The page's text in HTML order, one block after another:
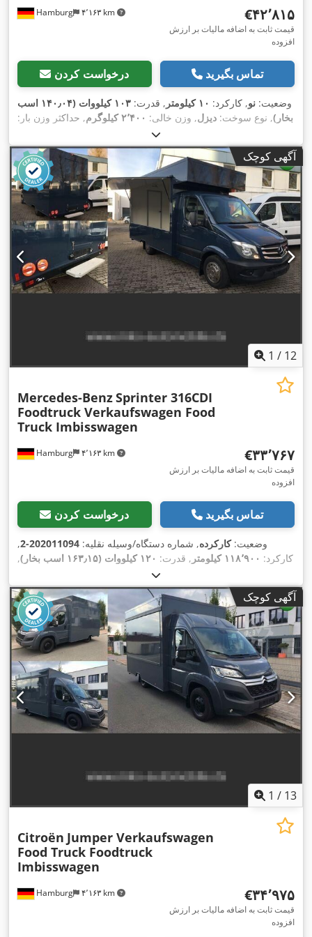
Hamburg ۴٬۱۶۳ km ‎€۴۲٬۸۱۵
قیمت ثابت به اضافه مالیات بر ارزش
افزوده
درخواست کردن تماس بگیرید
وضعیت: نو, کارکرد: ۱۰ کیلومتر , قدرت:
۱۰۳ کیلووات (۱۴۰٫۰۴ اسب
بخار), نوع سوخت: دیزل, وزن خالی: ۲٬۴۰۰ کیلوگرم
, حداکثر وزن بار:
۳٬۵۰۰ کیلوگرم
۴٬۰۳۵ میلی‌متر
, سوخت:دیزل, رنگ:سفید, نوع چرخ‌دنده:مکانیکی,
کلاس انتشار:یورو ۶ , سیستم تعلیق: فولاد, طول فضای بارگیری:
۴٬۰۰۰ میلی‌متر
, عرض فضای بارگیری:۲٬۲۵۰ میلی‌متر
, ارتفاع فضای
بارگیری:
, تجهیزات:اِی‌بی‌اِس‎, برنامه پایداری
الکترونیکی (ESP), تهویه مطبوع, رایانه‌ی روی برد, قفل مرکزی, کروز
کنترل, کیسه هوا,
آگهی کوچک
1 / 12
Hamburg ۴٬۱۶۳ km
Mercedes-BenzSprinter 316CDI
Foodtruck Verkaufswagen Food
Truck Imbisswagen
‎€۳۳٬۷۶۷
قیمت ثابت به اضافه مالیات بر ارزش
افزوده
درخواست کردن تماس بگیرید
وضعیت:کارکرده, شماره دستگاه/وسیله نقلیه: 202011094-2
,
کارکرد: ۱۱۸٬۹۰۰ کیلومتر , قدرت: ۱۲۰ کیلووات (۱۶۳٫۱۵ اسب بخار)
,
, نوع سوخت:
کیلوگرم, حداکثر وزن بار:۱٬۰۸۰ کیلوگرم , وزن کل:۳٬۵۰۰ کیلوگرم
,
سوخت: دیزل, رنگ:خاکستری, کابین راننده:دیگر, نوع چرخ‌دنده:
مکانیکی, کلاس انتشار:یورو ۵ , سیستم تعلیق:فولاد , طول فضای
بارگیری:۳٬۸۰۰ میلی‌متر , عرض فضای بارگیری: ۲٬۲۵۰ میلی‌متر
,
ارتفاع فضای بارگیری: ۲٬۳۰۰ میلی‌متر , تجهیزات:اِی‌بی‌اِس‎, برنامه
پایداری الکترونیکی (ESP), رایانه‌ی روی برد, سیستم ایموبیلایزر, کیسه
هوا, گارانتی خودروی دست دوم
آگهی کوچک
1 / 13
Hamburg ۴٬۱۶۳ km
Citroën Jumper Verkaufswagen
Food Truck Foodtruck
Imbisswagen
‎€۳۴٬۹۷۵
قیمت ثابت به اضافه مالیات بر ارزش
افزوده